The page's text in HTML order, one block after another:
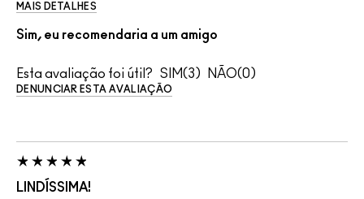
MAIS DETALHES
Sim, eu recomendaria a um amigo
Esta avaliação foi útil? 3 0
DENUNCIAR ESTA AVALIAÇÃO
LINDÍSSIMA!